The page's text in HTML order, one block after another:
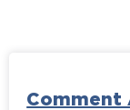
Comment